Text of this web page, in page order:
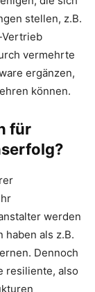
stellen, z.B.
Vertrieb
vermehrte
ergänzen,
können.
für
werden
haben als z.B.
Dennoch
resiliente, also